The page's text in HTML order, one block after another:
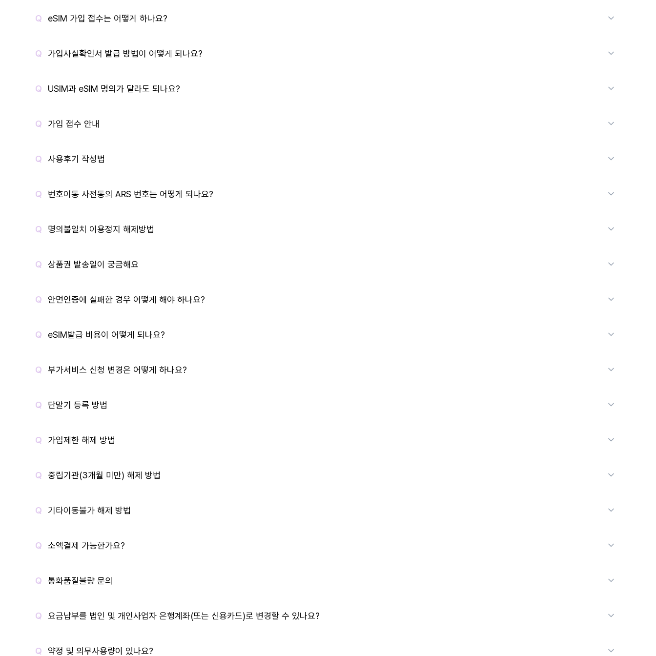
eSIM 가입 접수는 어떻게 하나요?
가입사실확인서 발급 방법이 어떻게 되나요?
USIM과 eSIM 명의가 달라도 되나요?
가입 접수 안내
사용후기 작성법
번호이동 사전동의 ARS 번호는 어떻게 되나요?
명의불일치 이용정지 해제방법
상품권 발송일이 궁금해요
안면인증에 실패한 경우 어떻게 해야 하나요?
eSIM발급 비용이 어떻게 되나요?
부가서비스 신청 변경은 어떻게 하나요?
단말기 등록 방법
가입제한 해제 방법
중립기관(3개월 미만) 해제 방법
기타이동불가 해제 방법
소액결제 가능한가요?
통화품질불량 문의
요금납부를 법인 및 개인사업자 은행계좌(또는 신용카드)로 변경할 수 있나요?
약정 및 의무사용량이 있나요?